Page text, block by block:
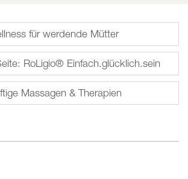
für werdende Mütter
RoLigio® Einfach.glücklich.sein
Massagen & Therapien